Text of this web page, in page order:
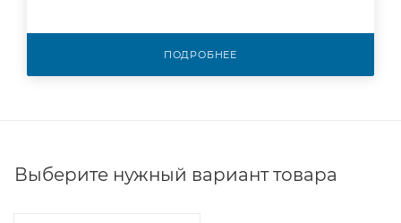
ПОДРОБНЕЕ
Выберите нужный вариант товара